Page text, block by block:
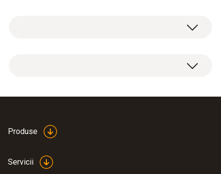
Modul radio pentru dispozitivul de măsurare,
Produse
Servicii